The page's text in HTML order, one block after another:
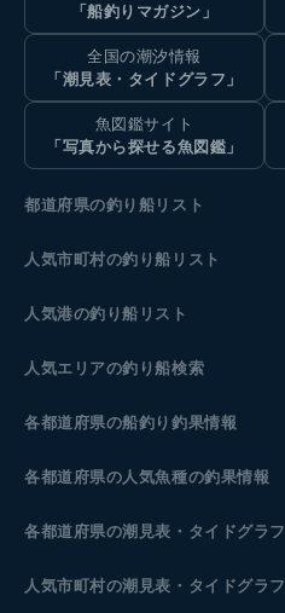
「船釣りマガジン」
全国の潮汐情報
「潮見表・タイドグラフ」
魚図鑑サイト
「写真から探せる魚図鑑」
都道府県の釣り船リスト
人気市町村の釣り船リスト
人気港の釣り船リスト
人気エリアの釣り船検索
各都道府県の船釣り釣果情報
各都道府県の人気魚種の釣果情報
各都道府県の潮見表 ・タイドグラフ
人気市町村の潮見表・タイドグラフ